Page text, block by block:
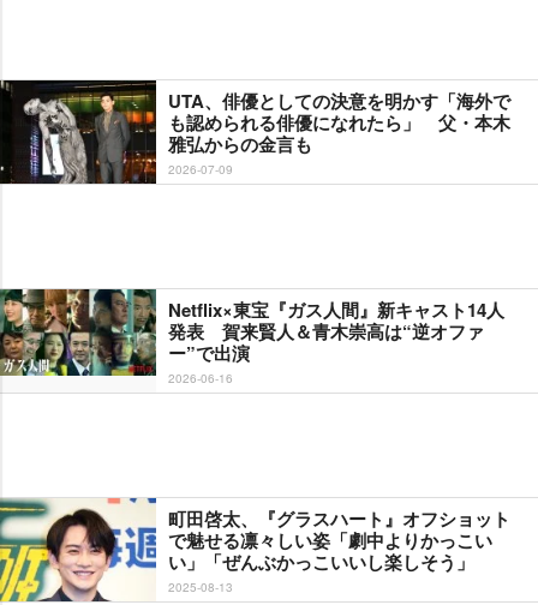
UTA、俳優としての決意を明かす「海外で
も認められる俳優になれたら」 父・本木
雅弘からの金言も
2026-07-09
Netflix×東宝『ガス人間』新キャスト14人
発表 賀来賢人＆青木崇高は“逆オファ
ー”で出演
2026-06-16
町田啓太、『グラスハート』オフショット
で魅せる凛々しい姿「劇中よりかっこい
い」「ぜんぶかっこいいし楽しそう」
2025-08-13